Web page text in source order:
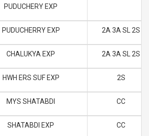
PUDUCHERY EXP
PUDUCHERRY EXP 2A 3A SL 2S
CHALUKYA EXP 2A 3A SL 2S
HWH ERS SUF EXP 2S
MYS SHATABDI CC
SHATABDI EXP CC